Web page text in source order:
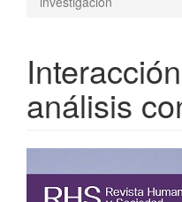
análisis
lateral